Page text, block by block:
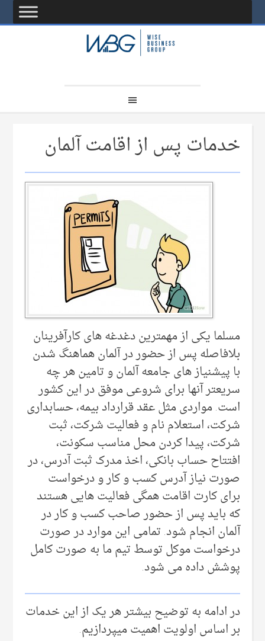
خدمات پس از اقامت آلمان
مسلما یکی از مهمترین دغدغه های کارآفرینان
بلافاصله پس از حضور در آلمان هماهنگ شدن
با پیشنیاز های جامعه آلمان و تامین هر چه
سریعتر آنها برای شروعی موفق در این کشور
است. مواردی مثل عقد قرارداد بیمه، حسابداری
شرکت، استعلام نام و فعالیت شرکت، ثبت
شرکت، پیدا کردن محل مناسب سکونت،
افتتاح حساب بانکی، اخذ مدرک ثبت آدرس، در
صورت نیاز آدرس کسب و کار و درخواست
برای کارت اقامت همگی فعالیت هایی هستند
که باید پس از حضور صاحب کسب و کار در
آلمان انجام شود. تمامی این موارد در صورت
درخواست موکل توسط تیم ما به صورت کامل
پوشش داده می شود.
در ادامه به توضیح بیشتر هر یک از این خدمات
بر اساس اولویت اهمیت میپردازیم.